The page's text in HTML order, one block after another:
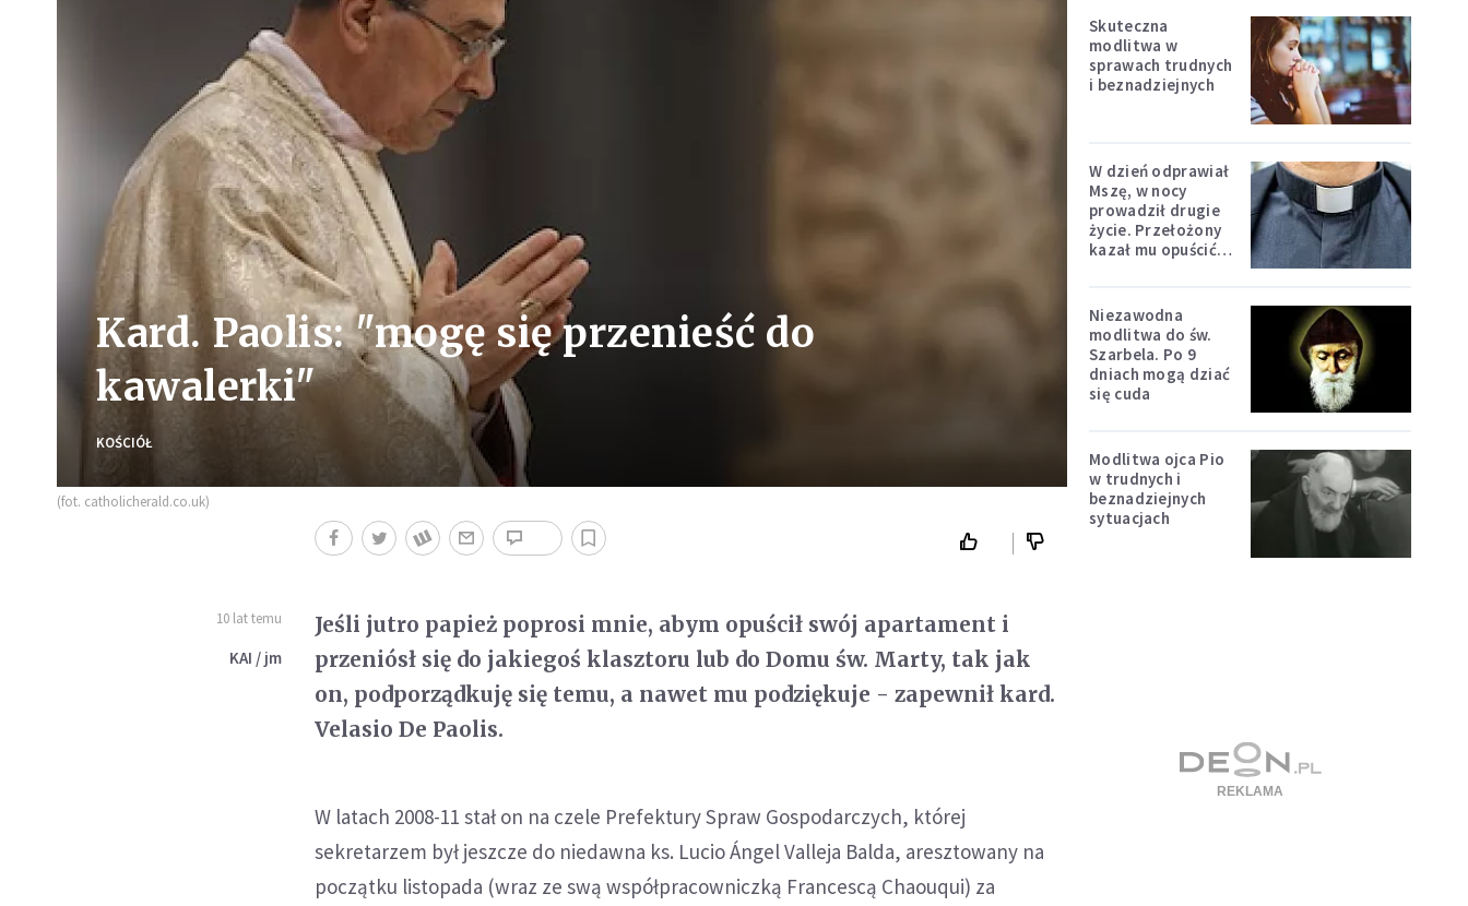
Kard. Paolis: "mogę się przenieść do
kawalerki"
KOŚCIÓŁ
(fot. catholicherald.co.uk)
10 lat temu
KAI / jm
Jeśli jutro papież poprosi mnie, abym opuścił swój apartament i
przeniósł się do jakiegoś klasztoru lub do Domu św. Marty, tak jak
on, podporządkuję się temu, a nawet mu podziękuje - zapewnił kard.
Velasio De Paolis.
W latach 2008-11 stał on na czele Prefektury Spraw Gospodarczych, której
sekretarzem był jeszcze do niedawna ks. Lucio Ángel Valleja Balda, aresztowany na
początku listopada (wraz ze swą współpracowniczką Francescą Chaouqui) za
Skuteczna
modlitwa w
sprawach trudnych
i beznadziejnych
W dzień odprawiał
Mszę, w nocy
prowadził drugie
życie. Przełożony
kazał mu opuścić
Niezawodna
modlitwa do św.
Szarbela. Po 9
dniach mogą dziać
się cuda
Modlitwa ojca Pio
w trudnych i
beznadziejnych
sytuacjach